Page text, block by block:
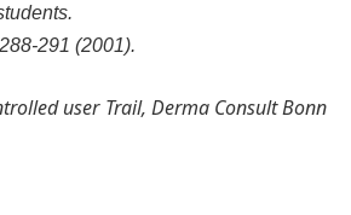
291 (2001).
user Trail, Derma Consult Bonn